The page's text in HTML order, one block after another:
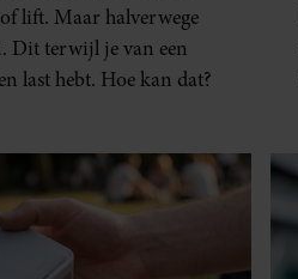
lift. Maar halverwege
Dit terwijl je van een
last hebt. Hoe kan dat?